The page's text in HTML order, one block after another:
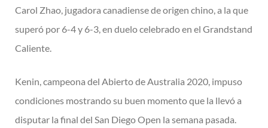
Carol Zhao, jugadora canadiense de origen chino, a la que
superó por 6-4 y 6-3, en duelo celebrado en el Grandstand
Caliente.
Kenin, campeona del Abierto de Australia 2020, impuso
condiciones mostrando su buen momento que la llevó a
disputar la final del San Diego Open la semana pasada.